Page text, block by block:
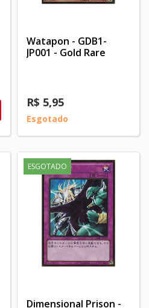
Watapon - GDB1-
JP001 - Gold Rare
R$ 5,95
Esgotado
ESGOTADO
Dimensional Prison -